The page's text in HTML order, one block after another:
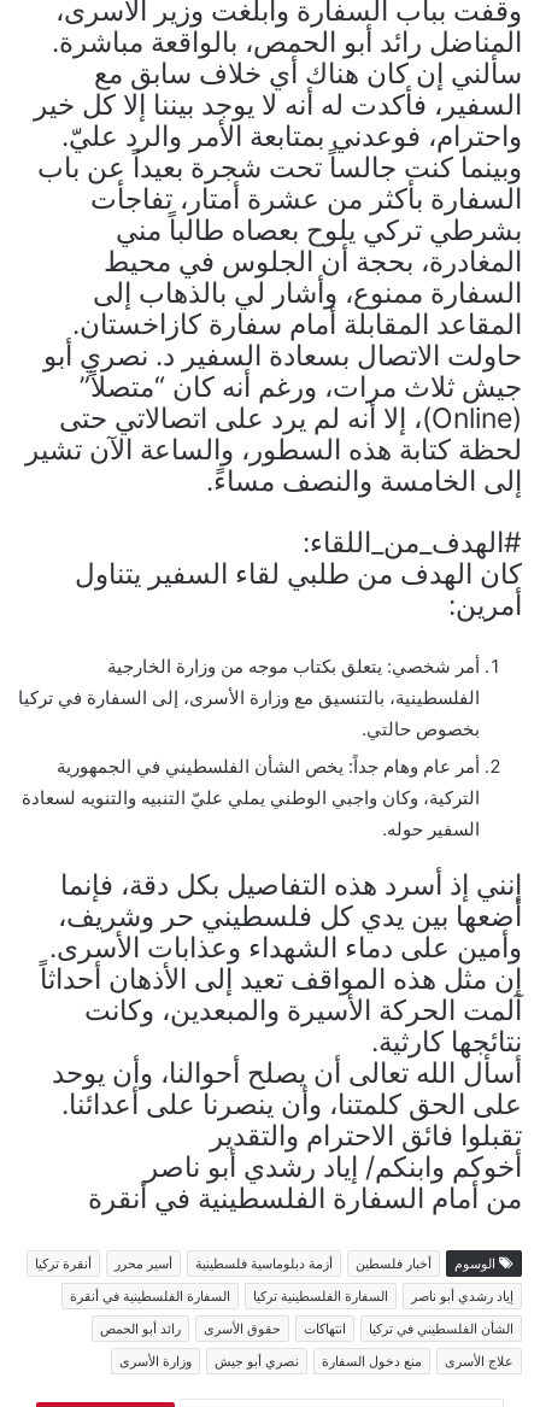
وقفت بباب السفارة وأبلغت وزير الأسرى،
المناضل رائد أبو الحمص، بالواقعة مباشرة.
سألني إن كان هناك أي خلاف سابق مع
السفير، فأكدت له أنه لا يوجد بيننا إلا كل خير
واحترام، فوعدني بمتابعة الأمر والرد عليّ.
وبينما كنت جالساً تحت شجرة بعيداً عن باب
السفارة بأكثر من عشرة أمتار، تفاجأت
بشرطي تركي يلوح بعصاه طالباً مني
المغادرة، بحجة أن الجلوس في محيط
السفارة ممنوع، وأشار لي بالذهاب إلى
المقاعد المقابلة أمام سفارة كازاخستان.
حاولت الاتصال بسعادة السفير د. نصري أبو
جيش ثلاث مرات، ورغم أنه كان “متصلاً”
(Online)، إلا أنه لم يرد على اتصالاتي حتى
لحظة كتابة هذه السطور، والساعة الآن تشير
إلى الخامسة والنصف مساءً.
#الهدف_من_اللقاء:
كان الهدف من طلبي لقاء السفير يتناول
أمرين:
أمر شخصي: يتعلق بكتاب موجه من وزارة الخارجية
الفلسطينية، بالتنسيق مع وزارة الأسرى، إلى السفارة في تركيا
بخصوص حالتي.
أمر عام وهام جداً: يخص الشأن الفلسطيني في الجمهورية
التركية، وكان واجبي الوطني يملي عليّ التنبيه والتنويه لسعادة
السفير حوله.
إنني إذ أسرد هذه التفاصيل بكل دقة، فإنما
أضعها بين يدي كل فلسطيني حر وشريف،
وأمين على دماء الشهداء وعذابات الأسرى.
إن مثل هذه المواقف تعيد إلى الأذهان أحداثاً
آلمت الحركة الأسيرة والمبعدين، وكانت
نتائجها كارثية.
أسأل الله تعالى أن يصلح أحوالنا، وأن يوحد
على الحق كلمتنا، وأن ينصرنا على أعدائنا.
تقبلوا فائق الاحترام والتقدير
أخوكم وابنكم/ إياد رشدي أبو ناصر
من أمام السفارة الفلسطينية في أنقرة
الوسوم أخبار فلسطين أزمة دبلوماسية فلسطينية أسير محرر
أنقرة تركيا
إياد رشدي أبو ناصر
السفارة الفلسطينية تركيا
السفارة الفلسطينية في أنقرة
الشأن الفلسطيني في تركيا
انتهاكات حقوق الأسرى
رائد أبو الحمص
علاج الأسرى
منع دخول السفارة نصري أبو جيش وزارة الأسرى